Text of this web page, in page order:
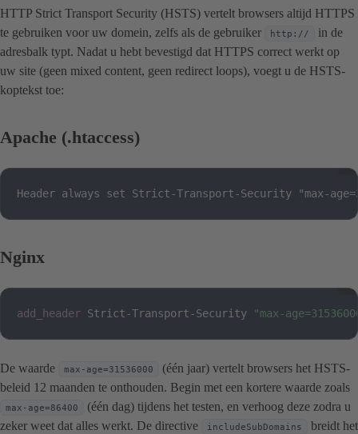
HTTP Strict Transport Security (HSTS) vertelt browsers altijd HTTPS
te gebruiken voor uw domein, zelfs als de gebruiker
http://
in de
adresbalk typt. Nadat u hebt bevestigd dat HTTPS correct werkt op
uw site (geen mixed content, geen redirect loops), voegt u de HSTS-
koptekst toe:
Apache (.htaccess)
Header always set Strict-Transport-Security "max-
Nginx
add_header Strict-Transport-Security "max-
De waarde max-age=31536000
(één jaar) vertelt browsers het HSTS-
beleid 12 maanden te onthouden. Begin met een kortere waarde zoals
max-age=86400
(één dag) tijdens het testen, en verhoog deze zodra u
zeker weet dat alles werkt. De directive
includeSubDomains
breidt het